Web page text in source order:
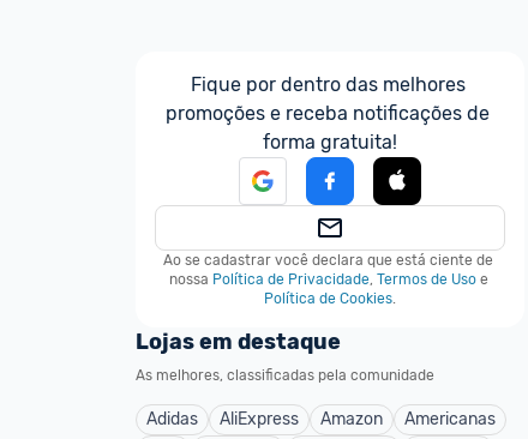
Fique por dentro das melhores
promoções e receba notificações de
forma gratuita!
Ao se cadastrar você declara que está ciente de
nossa Política de Privacidade, Termos de Uso e
Política de Cookies.
Lojas em destaque
As melhores, classificadas pela comunidade
Adidas AliExpress Amazon
Americanas